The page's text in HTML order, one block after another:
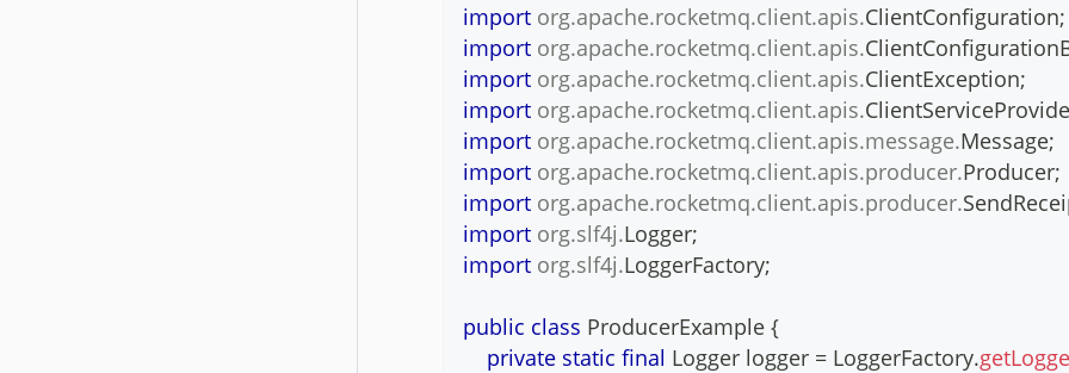
import org.apache.rocketmq.client.apis.ClientConfiguration;
import org.apache.rocketmq.client.apis.
import org.apache.rocketmq.client.apis.ClientException;
import org.apache.rocketmq.client.apis.
import org.apache.rocketmq.client.apis.message.Message;
import org.apache.rocketmq.client.apis.producer.Producer;
import org.apache.rocketmq.client.apis.producer.
import org.slf4j.Logger;
import org.slf4j.LoggerFactory;
public class ProducerExample {
private static final Logger logger = LoggerFactory.